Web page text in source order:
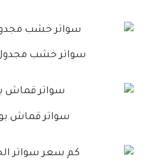
سواتر خشب
سواتر قماش